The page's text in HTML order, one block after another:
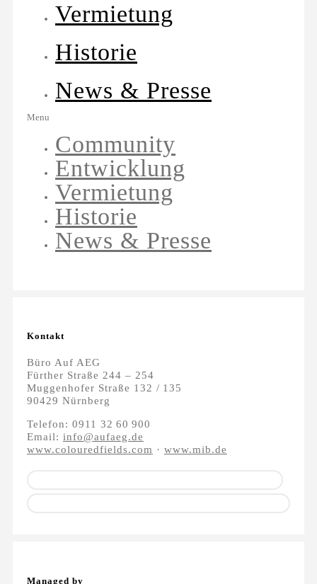
Vermietung
Historie
News & Presse
Menu
Community
Entwicklung
Vermietung
Historie
News & Presse
Kontakt
Büro Auf AEG
Fürther Straße 244 – 254
Muggenhofer Straße 132 / 135
90429 Nürnberg
Telefon: 0911 32 60 900
Email: info@aufaeg.de
www.colouredfields.com · www.mib.de
Managed by